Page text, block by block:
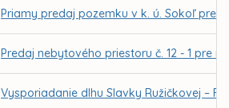
Priamy predaj pozemku v k. ú. Sokoľ pre
Predaj nebytového priestoru č. 12 - 1 pre
Vysporiadanie dlhu Slavky Ružičkovej –